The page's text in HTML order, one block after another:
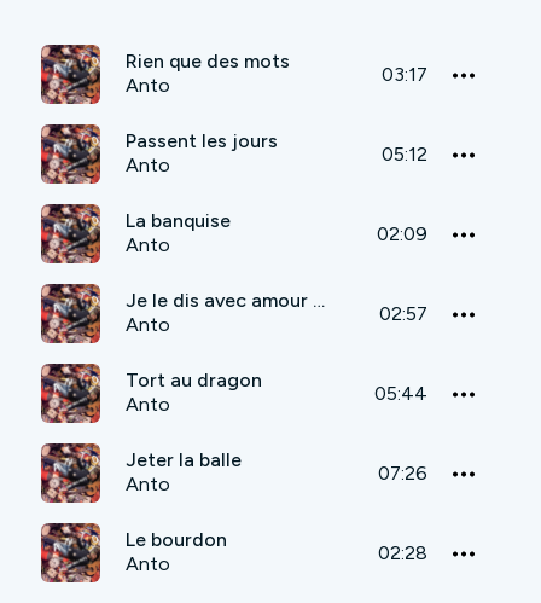
Rien que des mots
Anto
03:17
Passent les jours
Anto
05:12
La banquise
Anto
02:09
Je le dis avec amour (je t'emmerde)
Anto
02:57
Tort au dragon
Anto
05:44
Jeter la balle
Anto
07:26
Le bourdon
Anto
02:28